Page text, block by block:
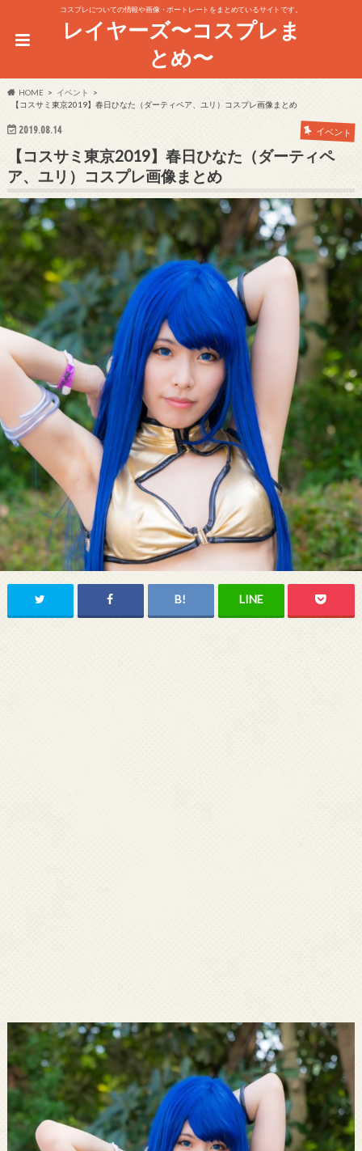
コスプレについての情報や画像・ポートレートをまとめているサイトです。
レイヤーズ〜コスプレま
とめ〜
HOME
イベント
【コスサミ東京2019】春日ひなた（ダーティペア、ユリ）コスプレ画像まとめ
2019.08.14 イベント
【コスサミ東京2019】春日ひなた（ダーティペ
ア、ユリ）コスプレ画像まとめ